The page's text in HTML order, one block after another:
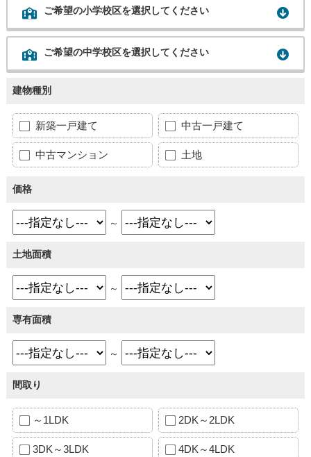
ご希望の小学校区を選択してください
ご希望の中学校区を選択してください
建物種別
新築一戸建て 中古一戸建て
中古マンション 土地
価格
～
土地面積
～
専有面積
～
間取り
～1LDK 2DK～2LDK
3DK～3LDK 4DK～4LDK